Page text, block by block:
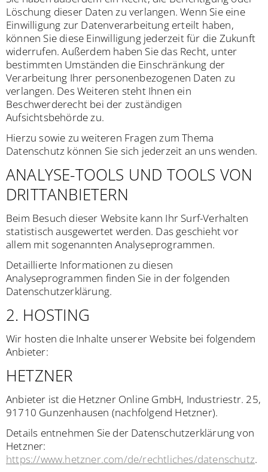
Löschung dieser Daten zu verlangen. Wenn Sie eine
Einwilligung zur Datenverarbeitung erteilt haben,
können Sie diese Einwilligung jederzeit für die Zukunft
widerrufen. Außerdem haben Sie das Recht, unter
bestimmten Umständen die Einschränkung der
Verarbeitung Ihrer personenbezogenen Daten zu
verlangen. Des Weiteren steht Ihnen ein
Beschwerderecht bei der zuständigen
Aufsichtsbehörde zu.
Hierzu sowie zu weiteren Fragen zum Thema
Datenschutz können Sie sich jederzeit an uns wenden.
ANALYSE-TOOLS UND TOOLS VON
DRITT­ANBIETERN
Beim Besuch dieser Website kann Ihr Surf-Verhalten
statistisch ausgewertet werden. Das geschieht vor
allem mit sogenannten Analyseprogrammen.
Detaillierte Informationen zu diesen
Analyseprogrammen finden Sie in der folgenden
Datenschutzerklärung.
2. HOSTING
Wir hosten die Inhalte unserer Website bei folgendem
Anbieter:
HETZNER
Anbieter ist die Hetzner Online GmbH, Industriestr. 25,
91710 Gunzenhausen (nachfolgend Hetzner).
Details entnehmen Sie der Datenschutzerklärung von
Hetzner:
https://www.hetzner.com/de/rechtliches/datenschutz.